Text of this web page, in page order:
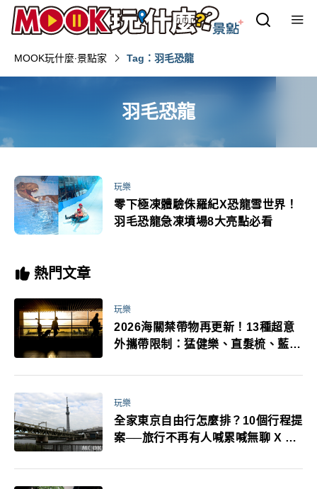
MOOK玩什麼‧景點家 Tag：羽毛恐龍
羽毛恐龍
玩樂
零下極凍體驗侏羅紀X恐龍雪世界！
羽毛恐龍急凍墳場8大亮點必看
熱門文章
玩樂
2026海關禁帶物再更新！13種超意
外攜帶限制：猛健樂、直髮梳、藍牙
萬！注意事項一次看！
玩樂
全家東京自由行怎麼排？10個行程提
案──旅行不再有人喊累喊無聊 X 爸